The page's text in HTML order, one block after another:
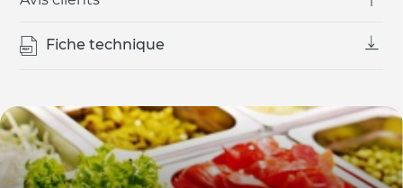
Fiche technique